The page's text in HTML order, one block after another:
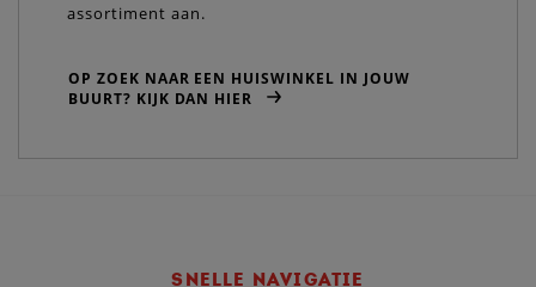
assortiment aan.
OP ZOEK NAAR EEN HUISWINKEL IN JOUW
BUURT? KIJK DAN HIER
SNELLE NAVIGATIE